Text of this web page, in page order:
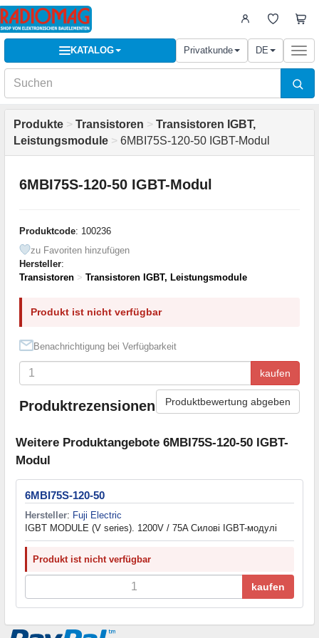
KATALOG Privatkunde DE
Produkte > Transistoren > Transistoren IGBT,
Leistungsmodule > 6MBI75S-120-50 IGBT-Modul
6MBI75S-120-50 IGBT-Modul
Produktcode: 100236
zu Favoriten hinzufügen
Hersteller:
Transistoren > Transistoren IGBT, Leistungsmodule
Produkt ist nicht verfügbar
Benachrichtigung bei Verfügbarkeit
kaufen
Produktrezensionen Produktbewertung abgeben
Weitere Produktangebote 6MBI75S-120-50 IGBT-
Modul
6MBI75S-120-50
Hersteller: Fuji Electric
IGBT MODULE (V series). 1200V / 75A Силові IGBT-модулі
Produkt ist nicht verfügbar
kaufen